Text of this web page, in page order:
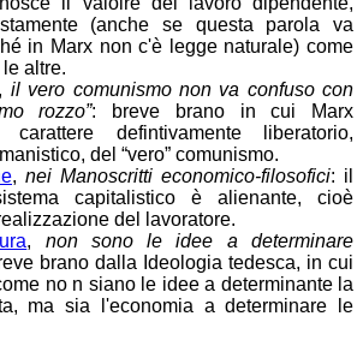
(anche se questa parola va
in Marx non c'è legge naturale) come
altre.
, il vero comunismo non va confuso con
rozzo”: breve brano in cui Marx
defintivamente liberatorio,
del “vero” comunismo.
, nei Manoscritti economico-filosofici: il
capitalistico è alienante, cioè
del lavoratore.
, non sono le idee a determinare
brano dalla Ideologia tedesca, in cui
no n siano le idee a determinante la
ma sia l'economia a determinare le